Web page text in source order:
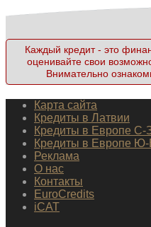
Каждый кредит - это
оценивайте свои
Внимательно
Карта сайта
Кредиты в Латвии
Кредиты в Европе С-
Кредиты в Европе
Реклама
О нас
Контакты
EuroCredits
iCAT